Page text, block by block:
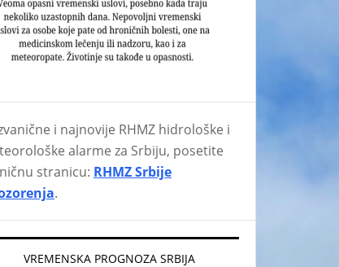
i najnovije RHMZ hidrološke i
alarme za Srbiju, posetite
stranicu: RHMZ Srbije
.
VREMENSKA PROGNOZA SRBIJA